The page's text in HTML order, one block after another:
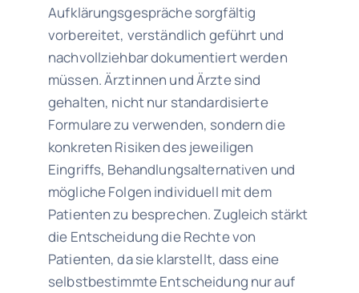
Aufklärungsgespräche sorgfältig
vorbereitet, verständlich geführt und
nachvollziehbar dokumentiert werden
müssen. Ärztinnen und Ärzte sind
gehalten, nicht nur standardisierte
Formulare zu verwenden, sondern die
konkreten Risiken des jeweiligen
Eingriffs, Behandlungsalternativen und
mögliche Folgen individuell mit dem
Patienten zu besprechen. Zugleich stärkt
die Entscheidung die Rechte von
Patienten, da sie klarstellt, dass eine
selbstbestimmte Entscheidung nur auf